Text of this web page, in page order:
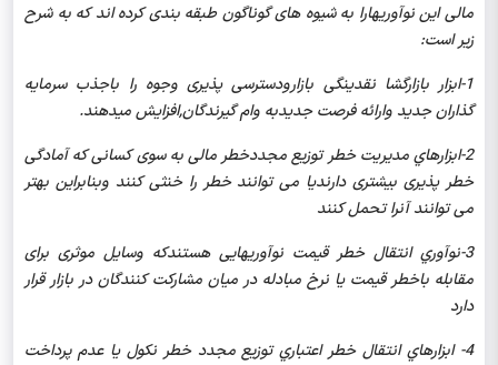
مالی این نوآوریهارا به شیوه های گوناگون طبقه بندی کرده اند که به شرح
زیر است:
1-ابزار بازارگشا نقدینگی بازارودسترسی پذیری وجوه را باجذب سرمایه
گذاران جدید وارائه فرصت جدیدبه وام گیرندگان,افزایش میدهند.
2-ابزارهاي مديريت خطر توزیع مجددخطر مالی به سوی کسانی که آمادگی
خطر پذیری بیشتری دارندیا می توانند خطر را خنثی کنند وبنابراین بهتر
می توانند آنرا تحمل کنند
3-نوآوري انتقال خطر قيمت نوآوریهایی هستندکه وسایل موثری برای
مقابله باخطر قیمت یا نرخ مبادله در میان مشارکت کنندگان در بازار قرار
دارد
4- ابزارهاي انتقال خطر اعتباري توزیع مجدد خطر نکول یا عدم پرداخت